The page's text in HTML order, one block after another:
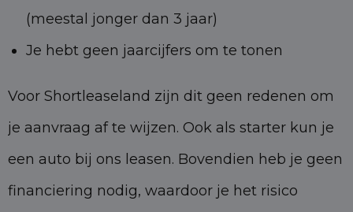
(meestal jonger dan 3 jaar)
Je hebt geen jaarcijfers om te tonen
Voor Shortleaseland zijn dit geen redenen om
je aanvraag af te wijzen. Ook als starter kun je
een auto bij ons leasen. Bovendien heb je geen
financiering nodig, waardoor je het risico